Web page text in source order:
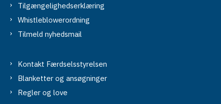
Tilgængelighedserklæring
Whistleblowerordning
Tilmeld nyhedsmail
Kontakt Færdselsstyrelsen
Blanketter og ansøgninger
Regler og love